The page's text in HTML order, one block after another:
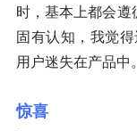
时，基本上都会遵
固有认知，我觉
用户迷失在产品中。
惊喜